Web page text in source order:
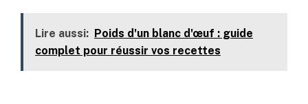
Lire aussi: Poids d'un blanc d'œuf : guide
complet pour réussir vos recettes